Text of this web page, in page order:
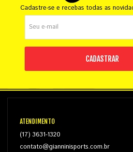
Cadastre-se e recebas todas as
CADASTRAR
ATENDIMENTO
(17) 3631-1320
contato@gianninisports.com.br